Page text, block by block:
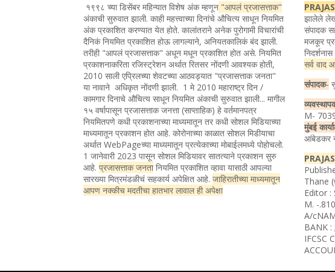
१९९८ च्या डिसेंबर महिन्यात विशेष अंक म्हणून "आपलं प्रजासत्ताक"
अंकाची सुरुवात झाली. काही महत्त्वाच्या दिनांचे औचित्य साधून नियमित
अंक प्रकाशित करण्यात येत होते. कालांतराने अनेक पुरोगामी विचारांची
दैनिकं नियमित प्रकाशित होऊ लागल्याने, अनियतकालिकं बंद झाली.
तरीही "आपलं प्रजासत्ताक" अधून मधून प्रकाशित होत असे. नियमित
प्रकाशनाकरिता रजिस्ट्रेशन अर्थात रितसर नोंदणी आवश्यक होती,
2010 साली एप्रिलच्या शेवटच्या आठवड्यात "प्रजासत्ताक जनता"
या नावाने अधिकृत नोंदणी झाली. 1 मे 2010 महाराष्ट्र दिन /
कामगार दिनाचे औचित्य साधून नियमित अंकाची सुरुवात झाली... मागील
१५ वर्षापासून प्रजासत्ताक जनत्ता (साप्ताहिक) हे वर्तमानपत्र
नियमितपणे कधी प्रकाशनाच्या माध्यमातून तर कधी सोशल मिडियाच्या
माध्यमातून प्रकाशन होत आहे. कोरोनाच्या काळात सोशल मिडीयाचा
अर्थात WebPageच्या माध्यमातून प्रत्येकाच्या मोबाईलमध्ये पोहोचलो.
1 जानेवारी 2023 पासून सोशल मिडियावर सातत्याने प्रकाशन सुरु
आहे. प्रजासत्ताक जनतानियमित प्रकाशित व्हावा यासाठी आपल्या
सारख्या मित्रमंडळीचं सहकार्य अपेक्षित आहे. जाहिरातीच्या माध्यमातून
आपण नक्कीच मदतीचा हातभार लावाल ही अपेक्षा
झालेले
संपादक
मजकूर
सर्व वाद
संपादक-
M-
मुंबई
आंबेडकर
Editor
M. -
A/
BANK
IFCSC